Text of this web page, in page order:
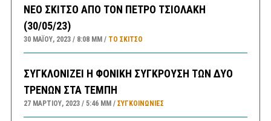
ΝΕΟ ΣΚΙΤΣΟ ΑΠΟ ΤΟΝ ΠΕΤΡΟ ΤΣΙΟΛΑΚΗ
(30/05/23)
30 ΜΑΪ́ΟΥ, 2023 8:08 ΜΜ ΤΟ ΣΚΊΤΣΟ
ΣΥΓΚΛΟΝΙΖΕΙ Η ΦΟΝΙΚΗ ΣΥΓΚΡΟΥΣΗ ΤΩΝ ΔΥΟ
ΤΡΕΝΩΝ ΣΤΑ ΤΕΜΠΗ
27 ΜΑΡΤΊΟΥ, 2023 5:46 ΜΜ ΣΥΓΚΟΙΝΩΝΊΕΣ